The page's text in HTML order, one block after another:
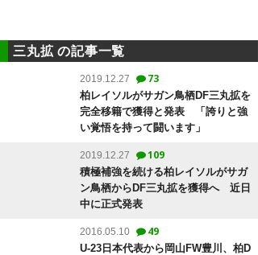
三丸拡 の記事一覧
2019.12.27 73
柏レイソルがサガン鳥栖DF三丸拡を
完全移籍で獲得と発表 「誇りと強
い覚悟を持って闘います」
2019.12.27 109
積極補強を続ける柏レイソルがサガ
ン鳥栖からDF三丸拡を獲得へ 近日
中に正式発表
2016.05.10 49
U-23日本代表から岡山FW豊川、柏D